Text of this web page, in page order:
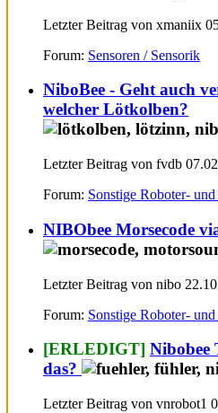
Letzter Beitrag von xmaniix
Forum: Sensoren / Sensorik
NiboBee - Geht auch
welcher Lötkolben?
Letzter Beitrag von fvdb
Forum: Sonstige Roboter-
NIBObee Morsecode
Letzter Beitrag von nibo
Forum: Sonstige Roboter-
[ERLEDIGT] Nibobee
das?
Letzter Beitrag von vnrobot1